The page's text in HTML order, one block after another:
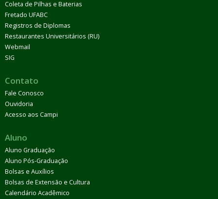
Coleta de Pilhas e Baterias
Fretado UFABC
Registros de Diplomas
Restaurantes Universitários (RU)
Webmail
SIG
Contato
Fale Conosco
Ouvidoria
Acesso aos Campi
Aluno
Aluno Graduação
Aluno Pós-Graduação
Bolsas e Auxílios
Bolsas de Extensão e Cultura
Calendário Acadêmico